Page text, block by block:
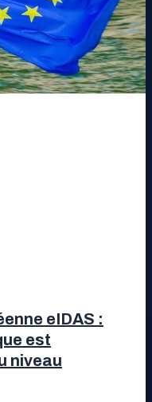
eIDAS :
est
niveau